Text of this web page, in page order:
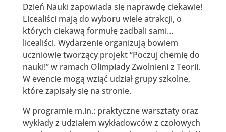
Dzień Nauki zapowiada się naprawdę ciekawie!
Licealiści mają do wyboru wiele atrakcji, o
których ciekawą formułę zadbali sami…
licealiści. Wydarzenie organizują bowiem
uczniowie tworzący projekt “Poczuj chemię do
nauki!” w ramach Olimpiady Zwolnieni z Teorii.
W evencie mogą wziąć udział grupy szkolne,
które zapisały się na stronie.
W programie m.in.: praktyczne warsztaty oraz
wykłady z udziałem wykładowców z czołowych